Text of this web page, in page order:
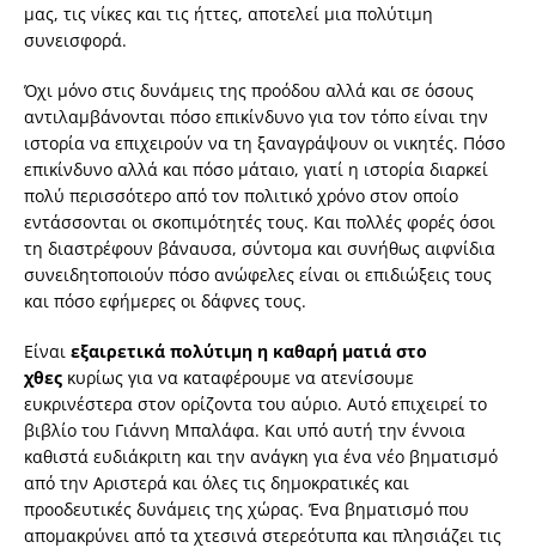
μας, τις νίκες και τις ήττες, αποτελεί μια πολύτιμη
συνεισφορά.
Όχι μόνο στις δυνάμεις της προόδου αλλά και σε όσους
αντιλαμβάνονται πόσο επικίνδυνο για τον τόπο είναι την
ιστορία να επιχειρούν να τη ξαναγράψουν οι νικητές. Πόσο
επικίνδυνο αλλά και πόσο μάταιο, γιατί η ιστορία διαρκεί
πολύ περισσότερο από τον πολιτικό χρόνο στον οποίο
εντάσσονται οι σκοπιμότητές τους. Και πολλές φορές όσοι
τη διαστρέφουν βάναυσα, σύντομα και συνήθως αιφνίδια
συνειδητοποιούν πόσο ανώφελες είναι οι επιδιώξεις τους
και πόσο εφήμερες οι δάφνες τους.
Είναι εξαιρετικά πολύτιμη η καθαρή ματιά στο
χθες κυρίως για να καταφέρουμε να ατενίσουμε
ευκρινέστερα στον ορίζοντα του αύριο. Αυτό επιχειρεί το
βιβλίο του Γιάννη Μπαλάφα. Και υπό αυτή την έννοια
καθιστά ευδιάκριτη και την ανάγκη για ένα νέο βηματισμό
από την Αριστερά και όλες τις δημοκρατικές και
προοδευτικές δυνάμεις της χώρας. Ένα βηματισμό που
απομακρύνει από τα χτεσινά στερεότυπα και πλησιάζει τις